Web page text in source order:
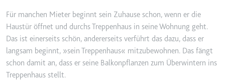
Zweck:
Wird verwendet, um Daten zu
Google Analytics über das Gerät
und das Verhalten des Besuchers
zu senden. Erfasst den Besucher
über Geräte und Marketingkanäle
hinweg.
YouTube-Videos zu schätzen.
Ablauf:
180 Tage
Typ:
HTTP-Cookie
YSC
Für manchen Mieter beginnt sein Zuhause schon, wenn er die
Haustür öffnet und durchs Treppenhaus in seine Wohnung geht.
Das ist einerseits schön, andererseits verführt das dazu, dass er
langsam beginnt, »sein Treppenhaus« mitzubewohnen. Das fängt
schon damit an, dass er seine Balkonpflanzen zum Überwintern ins
Treppenhaus stellt.